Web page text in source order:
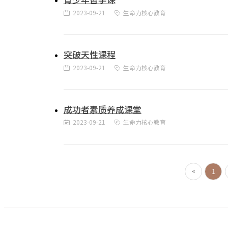
2023-09-21 生命力核心教育
突破天性课程
2023-09-21 生命力核心教育
成功者素质养成课堂
2023-09-21 生命力核心教育
« 1